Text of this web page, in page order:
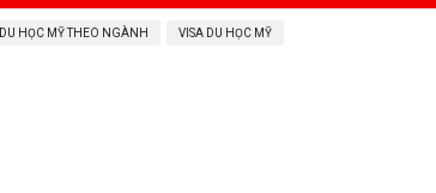
DU HỌC MỸ THEO NGÀNH VISA DU HỌC MỸ